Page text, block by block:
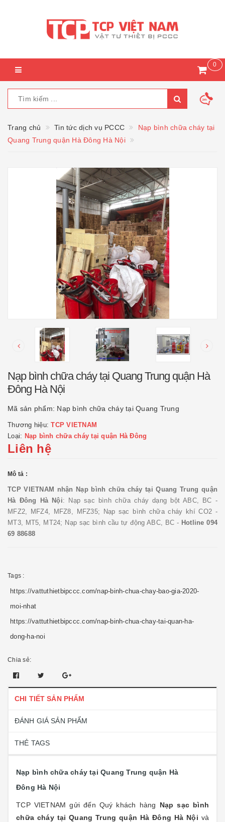
0
Trang chủ Tin tức dịch vụ PCCC
Nạp bình chữa cháy tại
Quang Trung quận Hà Đông Hà Nội
Nạp bình chữa cháy tại Quang Trung quận Hà
Đông Hà Nội
Mã sản phẩm: Nạp bình chữa cháy tại Quang Trung
Thương hiệu:TCP VIETNAM
Loại: Nạp bình chữa cháy tại quận Hà Đông
Liên hệ
Mô tả :
TCP VIETNAM nhận Nạp bình chữa cháy tại Quang Trung quận
Hà Đông Hà Nội: Nạp sạc bình chữa cháy dạng bột ABC, BC -
MFZ2, MFZ4, MFZ8, MFZ35; Nạp sạc bình chữa cháy khí CO2 -
MT3, MT5, MT24; Nạp sạc bình cầu tự động ABC, BC - Hotline 094
69 88688
Tags :
https://vattuthietbipccc.com/nap-binh-chua-chay-bao-gia-2020-
moi-nhat
https://vattuthietbipccc.com/nap-binh-chua-chay-tai-quan-ha-
dong-ha-noi
Chia sẻ:
CHI TIẾT SẢN PHẨM
ĐÁNH GIÁ SẢN PHẨM
THẺ TAGS
Nạp bình chữa cháy tại Quang Trung quận Hà
Đông Hà Nội
TCP VIETNAM gửi đến Quý khách hàng Nạp sạc bình
chữa cháy tại Quang Trung quận Hà Đông Hà Nội và